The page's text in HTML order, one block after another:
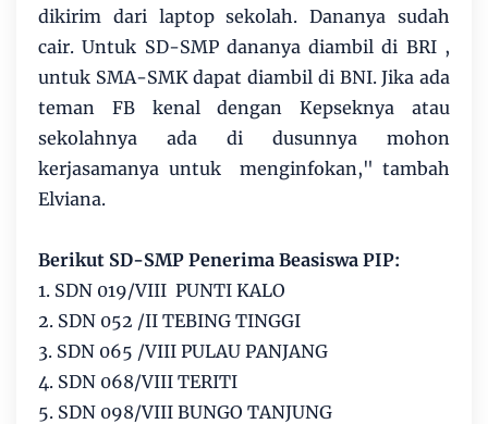
dikirim dari laptop sekolah. Dananya sudah
cair. Untuk SD-SMP dananya diambil di BRI ,
untuk SMA-SMK dapat diambil di BNI. Jika ada
teman FB kenal dengan Kepseknya atau
sekolahnya ada di dusunnya mohon
kerjasamanya untuk menginfokan," tambah
Elviana.
Berikut SD-SMP Penerima Beasiswa PIP:
1. SDN 019/VIII PUNTI KALO
2. SDN 052 /II TEBING TINGGI
3. SDN 065 /VIII PULAU PANJANG
4. SDN 068/VIII TERITI
5. SDN 098/VIII BUNGO TANJUNG